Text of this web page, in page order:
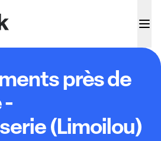
près de
-
(Limoilou)